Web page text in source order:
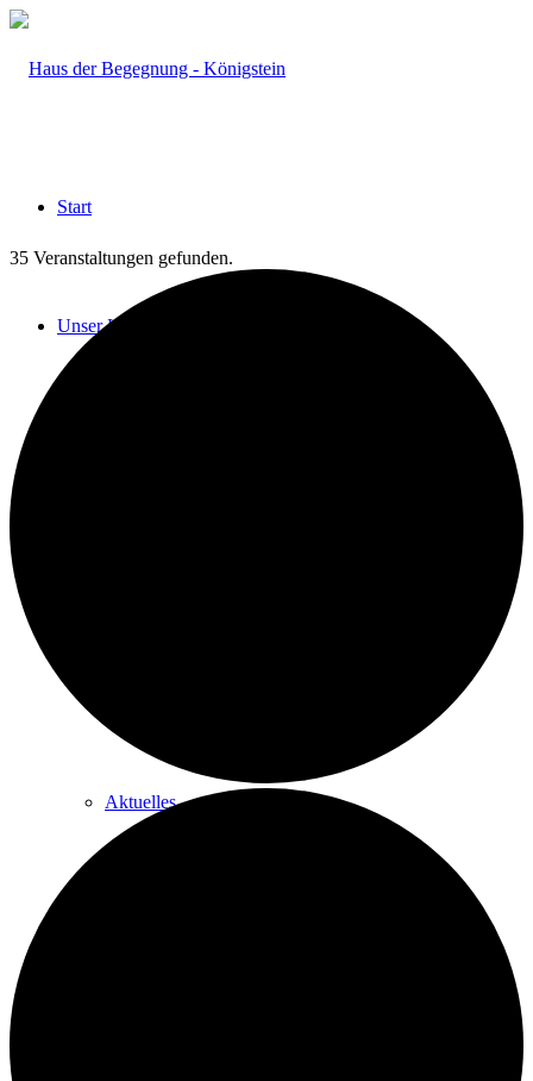
Start
Unser Haus
Aktuelles
35 Veranstaltungen gefunden.